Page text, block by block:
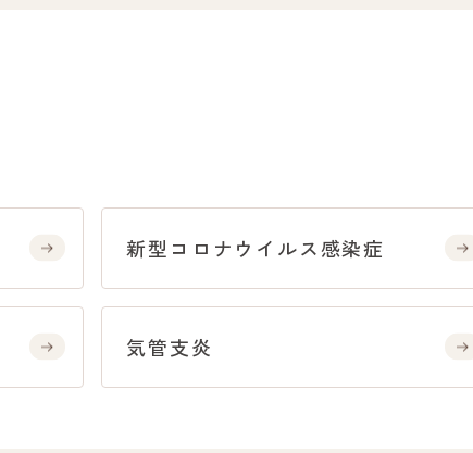
新型コロナウイルス感染症
気管支炎